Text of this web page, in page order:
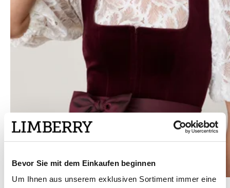
Bevor Sie mit dem Einkaufen beginnen
Um Ihnen aus unserem exklusiven Sortiment immer eine
Dunkelrotes Dirndl mit Samt-Mieder - DELILAH BURGUNDY